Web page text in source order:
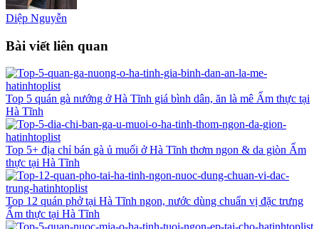
Diệp Nguyễn
Bài viết liên quan
Top 5 quán gà nướng ở Hà Tĩnh giá bình dân, ăn là mê Ẩm thực tại
Hà Tĩnh
Top 5+ địa chỉ bán gà ủ muối ở Hà Tĩnh thơm ngon & da giòn Ẩm
thực tại Hà Tĩnh
Top 12 quán phở tại Hà Tĩnh ngon, nước dùng chuẩn vị đặc trưng
Ẩm thực tại Hà Tĩnh